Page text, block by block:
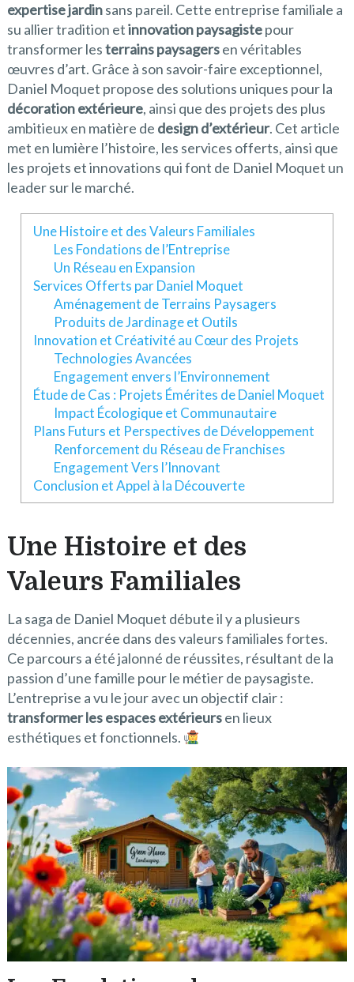
expertise jardinsans pareil. Cette entreprise familiale a
su allier tradition etinnovation paysagistepour
transformer lesterrains paysagersen véritables
œuvres d’art. Grâce à son savoir-faire exceptionnel,
Daniel Moquet propose des solutions uniques pour la
décoration extérieure, ainsi que des projets des plus
ambitieux en matière de design d’extérieur. Cet article
met en lumière l’histoire, les services offerts, ainsi que
les projets et innovations qui font de Daniel Moquet un
leader sur le marché.
Une Histoire et des Valeurs Familiales
Les Fondations de l’Entreprise
Un Réseau en Expansion
Services Offerts par Daniel Moquet
Aménagement de Terrains Paysagers
Produits de Jardinage et Outils
Innovation et Créativité au Cœur des Projets
Technologies Avancées
Engagement envers l’Environnement
Étude de Cas : Projets Émérites de Daniel Moquet
Impact Écologique et Communautaire
Plans Futurs et Perspectives de Développement
Renforcement du Réseau de Franchises
Engagement Vers l’Innovant
Conclusion et Appel à la Découverte
Une Histoire et des
Valeurs Familiales
La saga de Daniel Moquet débute il y a plusieurs
décennies, ancrée dans des valeurs familiales fortes.
Ce parcours a été jalonné de réussites, résultant de la
passion d’une famille pour le métier de paysagiste.
L’entreprise a vu le jour avec un objectif clair :
transformer les espaces extérieursen lieux
esthétiques et fonctionnels.